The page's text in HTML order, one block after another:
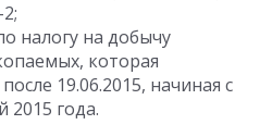
налогу на добычу
которая
19.06.2015, начиная с
2015 года.